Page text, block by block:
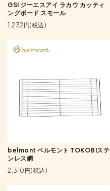
GSI ジーエスアイ ラカウ カッティ
ングボード スモール
1,232円(税込)
belmont ベルモント TOKOBIステ
ンレス網
2,310円(税込)